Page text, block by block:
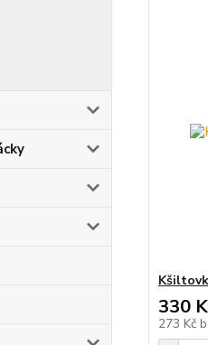
330
273 Kč